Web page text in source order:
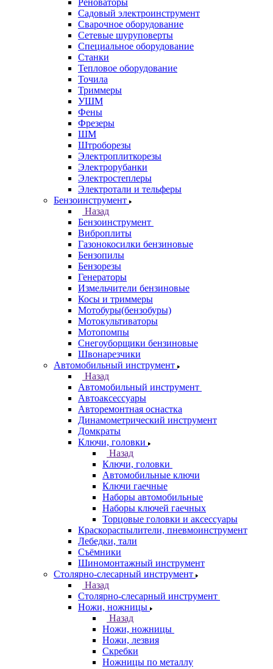
Реноваторы
Садовый электроинструмент
Сварочное оборудование
Сетевые шуруповерты
Специальное оборудование
Станки
Тепловое оборудование
Точила
Триммеры
УШМ
Фены
Фрезеры
ШМ
Штроборезы
Электроплиткорезы
Электрорубанки
Электростеплеры
Электротали и тельферы
Бензоинструмент
Назад
Бензоинструмент
Виброплиты
Газонокосилки бензиновые
Бензопилы
Бензорезы
Генераторы
Измельчители бензиновые
Косы и триммеры
Мотобуры(бензобуры)
Мотокультиваторы
Мотопомпы
Снегоуборщики бензиновые
Швонарезчики
Автомобильный инструмент
Назад
Автомобильный инструмент
Автоаксессуары
Авторемонтная оснастка
Динамометрический инструмент
Домкраты
Ключи, головки
Назад
Ключи, головки
Автомобильные ключи
Ключи гаечные
Наборы автомобильные
Наборы ключей гаечных
Торцовые головки и аксессуары
Краскораспылители, пневмоинструмент
Лебедки, тали
Съёмники
Шиномонтажный инструмент
Столярно-слесарный инструмент
Назад
Столярно-слесарный инструмент
Ножи, ножницы
Назад
Ножи, ножницы
Ножи, лезвия
Скребки
Ножницы по металлу